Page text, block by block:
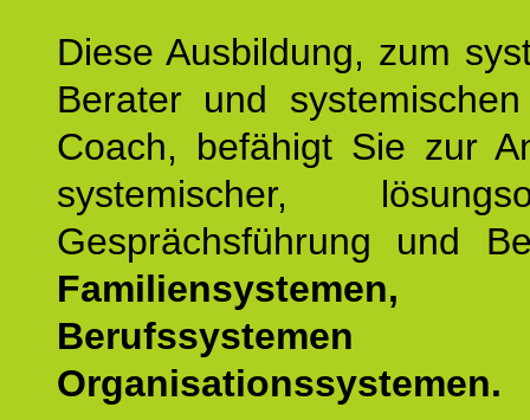
Diese Ausbildung, zum
Berater und
Coach, befähigt Sie zur
systemischer,
Gesprächsführung und
Familiensystemen,
Organisationssystemen.